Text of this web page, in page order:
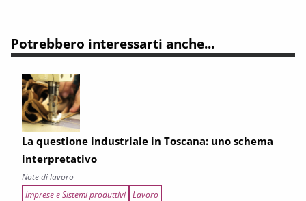
Potrebbero interessarti anche...
La questione industriale in Toscana: uno schema
interpretativo
Note di lavoro
Imprese e Sistemi produttivi Lavoro